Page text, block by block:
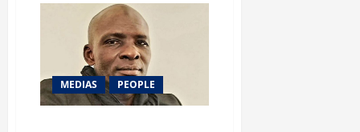
Opération
ramadan
:
Siguida
Hinè
enregistre
400
bénéficiaires
cette
année
MEDIAS PEOPLE